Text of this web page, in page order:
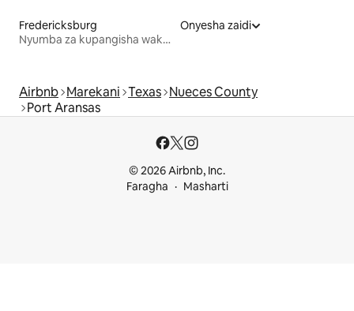
Fredericksburg
Nyumba za kupangisha wakati wa likizo
Onyesha zaidi
Airbnb Marekani Texas Nueces County
Port Aransas
© 2026 Airbnb, Inc.
Faragha
Masharti